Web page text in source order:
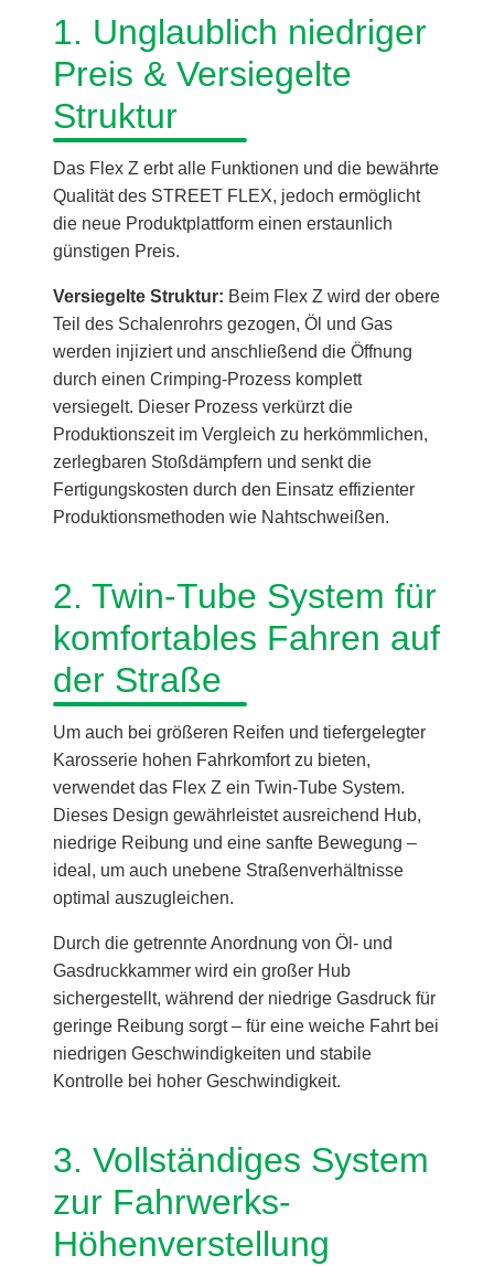
1. Unglaublich niedriger
Preis & Versiegelte
Struktur
Das Flex Z erbt alle Funktionen und die bewährte
Qualität des STREET FLEX, jedoch ermöglicht
die neue Produktplattform einen erstaunlich
günstigen Preis.
Versiegelte Struktur: Beim Flex Z wird der obere
Teil des Schalenrohrs gezogen, Öl und Gas
werden injiziert und anschließend die Öffnung
durch einen Crimping-Prozess komplett
versiegelt. Dieser Prozess verkürzt die
Produktionszeit im Vergleich zu herkömmlichen,
zerlegbaren Stoßdämpfern und senkt die
Fertigungskosten durch den Einsatz effizienter
Produktionsmethoden wie Nahtschweißen.
2. Twin-Tube System für
komfortables Fahren auf
der Straße
Um auch bei größeren Reifen und tiefergelegter
Karosserie hohen Fahrkomfort zu bieten,
verwendet das Flex Z ein Twin-Tube System.
Dieses Design gewährleistet ausreichend Hub,
niedrige Reibung und eine sanfte Bewegung –
ideal, um auch unebene Straßenverhältnisse
optimal auszugleichen.
Durch die getrennte Anordnung von Öl- und
Gasdruckkammer wird ein großer Hub
sichergestellt, während der niedrige Gasdruck für
geringe Reibung sorgt – für eine weiche Fahrt bei
niedrigen Geschwindigkeiten und stabile
Kontrolle bei hoher Geschwindigkeit.
3. Vollständiges System
zur Fahrwerks-
Höhenverstellung